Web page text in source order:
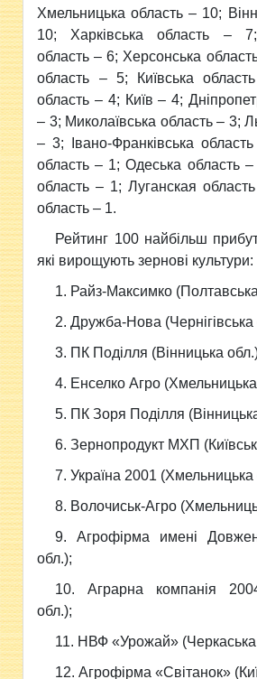
Хмельницька область – 10;
10; Харківська область – 7;
область – 6; Херсонська
область – 5; Київська
область – 4; Київ – 4;
– 3; Миколаївська область – 3;
– 3; Івано-Франківська
область – 1; Одеська область
область – 1; Луганская
область – 1.
Рейтинг 100 найбільш
які вирощують зернові культури:
1. Райз-Максимко
2. Дружба-Нова (Чернігівська
3. ПК Поділля (Вінницька
4. Енселко Агро
5. ПК Зоря Поділля
6. Зернопродукт МХП
7. Україна 2001 (Хмельницька
8. Волочиськ-Агро
9. Агрофірма имені
обл.);
10. Аграрна компанія
обл.);
11. НВФ «Урожай» (Черкаська
12. Агрофірма «Світанок»